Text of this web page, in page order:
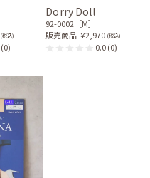
(税込)
(0)
Dorry Doll
92-0002［M］
販売商品 ￥2,970 (税込)
0.0(0)